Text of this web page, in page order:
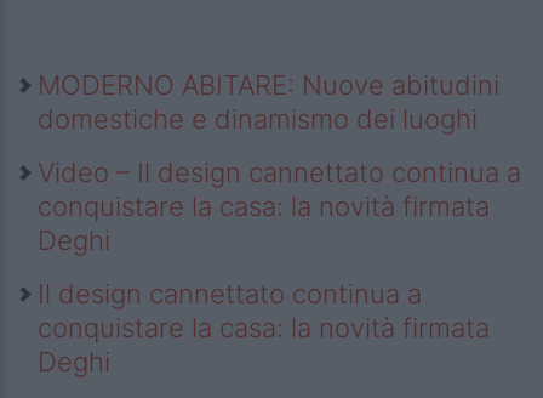
MODERNO ABITARE: Nuove abitudini
domestiche e dinamismo dei luoghi
Video – Il design cannettato continua a
conquistare la casa: la novità firmata
Deghi
Il design cannettato continua a
conquistare la casa: la novità firmata
Deghi